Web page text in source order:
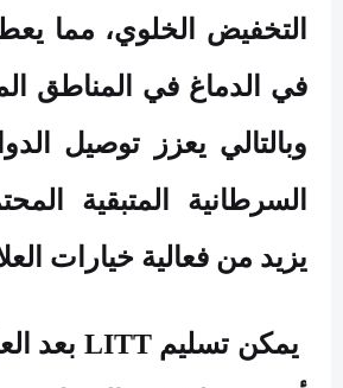
التخفيض الخلوي، مما
في الدماغ في المناطق
وبالتالي يعزز توصيل
السرطانية المتبقية
يزيد من فعالية خيارات
يمكن تسليم LITT بعد